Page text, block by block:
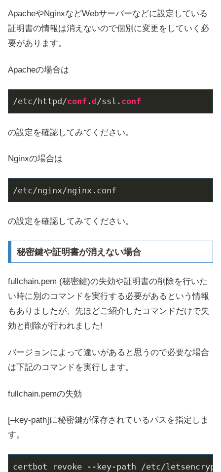
ApacheやNginxなどWebサーバーなどに設定している
証明書の情報は消えないので個別に変更をしていく必
要があります。
Apacheの場合は
/etc/httpd/conf .d /ssl. conf
の設定を確認してみてください。
Nginxの場合は
/etc/nginx/nginx.conf
の設定を確認してみてください。
秘密鍵や証明書が消えない場合
fullchain.pem (秘密鍵)の失効や証明書の削除を行いた
い時に別のコマンドを実行する必要があるという情報
もありましたが、先ほどご紹介したコマンドだけで失
効と削除が行われました!
バージョンによって違いがあると思うので必要な場合
は下記のコマンドを実行します。
fullchain.pemの失効
[–key-path]に秘密鍵が保存されているパスを指定しま
す。
certbot revoke --key-path /etc/letsencrypt